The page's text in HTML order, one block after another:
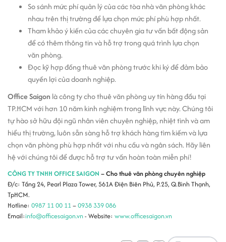
So sánh mức phí quản lý của các tòa nhà văn phòng khác
nhau trên thị trường để lựa chọn mức phí phù hợp nhất.
Tham khảo ý kiến của các chuyên gia tư vấn bất động sản
để có thêm thông tin và hỗ trợ trong quá trình lựa chọn
văn phòng.
Đọc kỹ hợp đồng thuê văn phòng trước khi ký để đảm bảo
quyền lợi của doanh nghiệp.
Office Saigon là công ty cho thuê văn phòng uy tín hàng đầu tại
TP.HCM với hơn 10 năm kinh nghiệm trong lĩnh vực này. Chúng tôi
tự hào sở hữu đội ngũ nhân viên chuyên nghiệp, nhiệt tình và am
hiểu thị trường, luôn sẵn sàng hỗ trợ khách hàng tìm kiếm và lựa
chọn văn phòng phù hợp nhất với nhu cầu và ngân sách. Hãy liên
hệ với chúng tôi để được hỗ trợ tư vấn hoàn toàn miễn phí!
CÔNG TY TNHH OFFICE SAIGON – Cho thuê văn phòng chuyên nghiệp
Đ/c: Tầng 24, Pearl Plaza Tower, 561A Điện Biên Phủ, P.25, Q.Bình Thạnh,
TpHCM.
Hotline: 0987 11 00 11–0938 339 086
Email:info@officesaigon.vn- Website: www.officesaigon.vn